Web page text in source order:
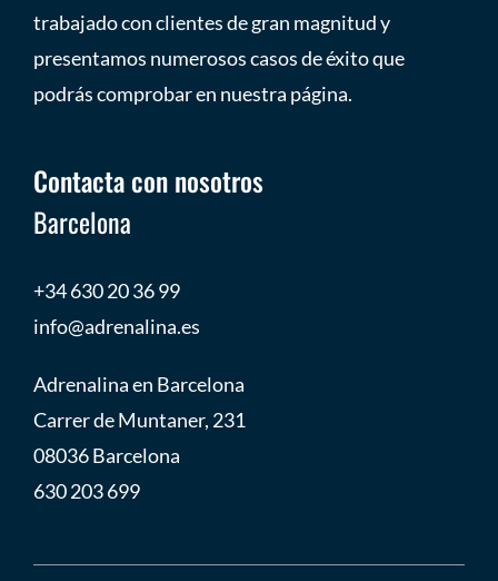
trabajado con clientes de gran magnitud y
presentamos numerosos casos de éxito que
podrás comprobar en nuestra página.
Contacta con nosotros
Barcelona
+34 630 20 36 99
info@adrenalina.es
Adrenalina en Barcelona
Carrer de Muntaner, 231
08036 Barcelona
630 203 699